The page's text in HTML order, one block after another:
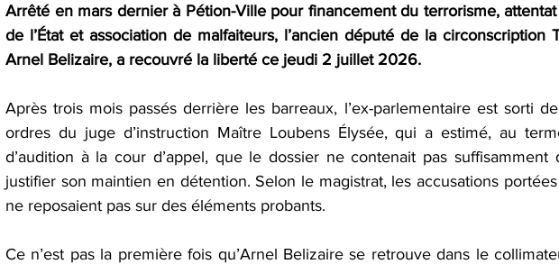
Arrêté en mars dernier à Pétion-Ville pour financement du terrorisme,
de l’État et association de malfaiteurs, l’ancien député de la circonscription
Arnel Belizaire, a recouvré la liberté ce jeudi 2 juillet 2026.
Après trois mois passés derrière les barreaux, l’ex-parlementaire est sorti
ordres du juge d’instruction Maître Loubens Élysée, qui a estimé, au
d’audition à la cour d’appel, que le dossier ne contenait pas suffisamment
justifier son maintien en détention. Selon le magistrat, les accusations
ne reposaient pas sur des éléments probants.
Ce n’est pas la première fois qu’Arnel Belizaire se retrouve dans le